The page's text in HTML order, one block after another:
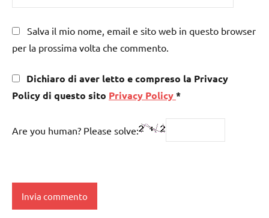
Salva il mio nome, email e sito web in questo browser
per la prossima volta che commento.
Dichiaro di aver letto e compreso la Privacy
Policy di questo sito Privacy Policy*
Are you human? Please solve: